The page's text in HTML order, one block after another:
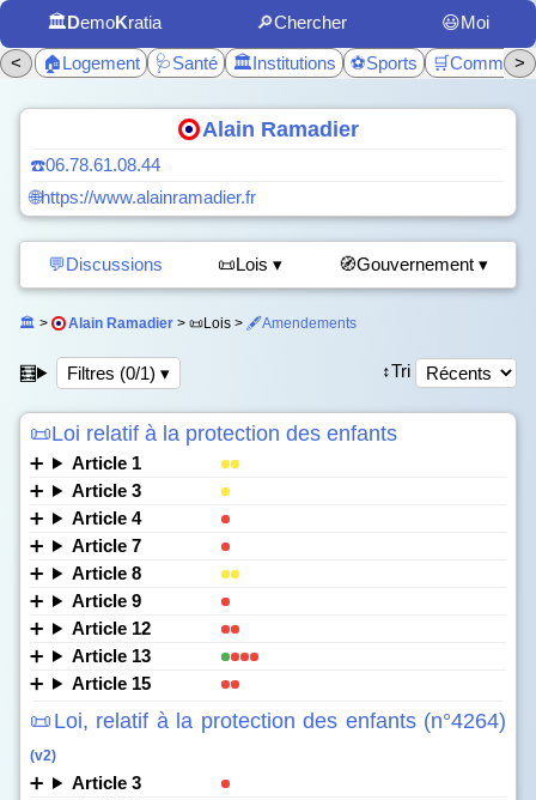
🏛️DemoKratia 🔎Chercher
😃Moi
<
🏠Logement 🩺Santé 🏛️Institutions ⚽Sports >
Alain Ramadier
☎️06.78.61.08.44
🌐https://www.alainramadier.fr
💬Discussions 📜Lois ▾ 🧭Gouvernement ▾
🏛️ > Alain Ramadier > 📜Lois > 🖋️Amendements
🧮 Filtres (0/1) ▾ ↕️Tri
📜Loi relatif à la protection des enfants
Article 1
Article 3
Article 4
Article 7
Article 8
Article 9
Article 12
Article 13
Article 15
📜Loi, relatif à la protection des enfants (n°4264)
(v2)
Article 3